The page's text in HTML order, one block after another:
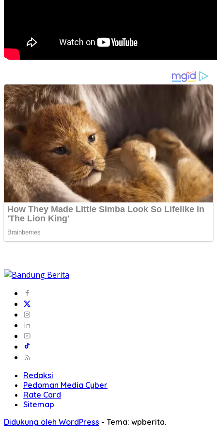
Redaksi
Pedoman Media Cyber
Rate Card
Sitemap
Didukung oleh WordPress - Tema: wpberita.